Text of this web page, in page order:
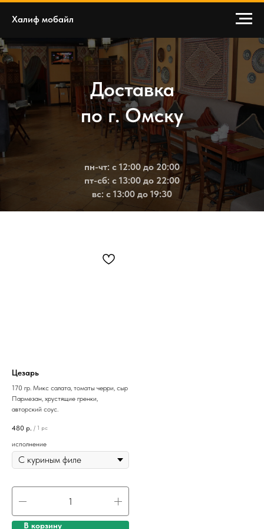
Халиф мобайл
Доставка
по г. Омску
пн-чт: с 12:00 до 20:00
пт-сб: с 13:00 до 22:00
вс: с 13:00 до 19:30
Цезарь
170 гр. Микс салата, томаты черри, сыр
Пармезан, хрустящие гренки,
авторский соус.
480 р. / 1 pc
исполнение
В корзину